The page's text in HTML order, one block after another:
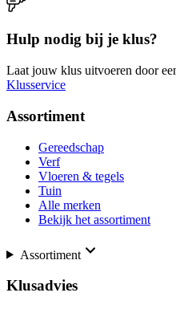
Hulp nodig bij je klus?
Laat jouw klus uitvoeren door
Klusservice
Assortiment
Gereedschap
Verf
Vloeren & tegels
Tuin
Alle merken
Bekijk het assortiment
Assortiment
Klusadvies